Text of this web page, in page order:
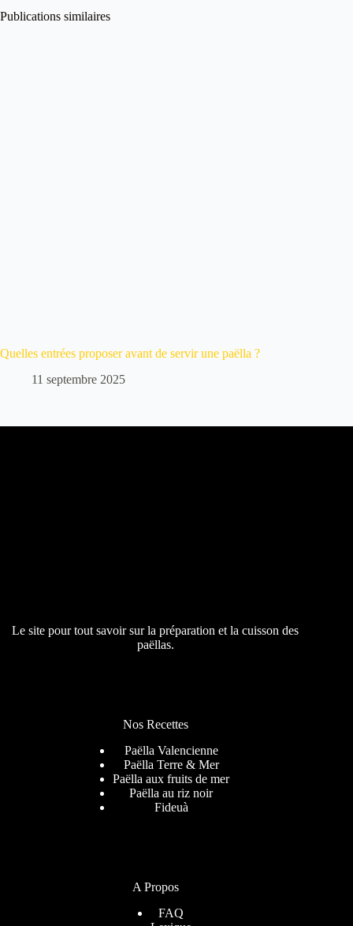
Publications similaires
Quelles entrées proposer avant de servir une paëlla ?
11 septembre 2025
Le site pour tout savoir sur la préparation et la cuisson des
paëllas.
Nos Recettes
Paëlla Valencienne
Paëlla Terre & Mer
Paëlla aux fruits de mer
Paëlla au riz noir
Fideuà
A Propos
FAQ